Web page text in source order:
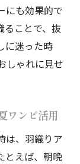
にも効果的で
ることで、抜
に迷った時
しゃれに見せ
ワンピ活用
は、羽織りア
とえば、朝晩